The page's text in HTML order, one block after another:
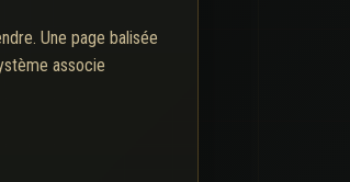
Une page balisée
associe